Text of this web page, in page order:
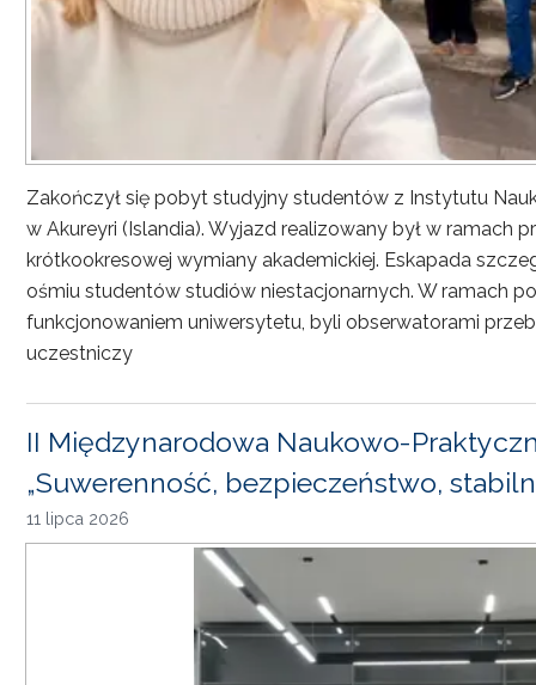
Zakończył się pobyt studyjny studentów z Instytutu
w Akureyri (Islandia). Wyjazd realizowany był w ramach
krótkookresowej wymiany akademickiej. Eskapada
ośmiu studentów studiów niestacjonarnych. W ramach
funkcjonowaniem uniwersytetu, byli obserwatorami
uczestniczy
II Międzynarodowa Naukowo-
„Suwerenność, bezpieczeństwo,
11 lipca 2026